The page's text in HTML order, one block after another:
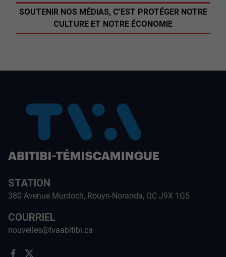
SOUTENIR NOS MÉDIAS, C’EST PROTÉGER NOTRE
CULTURE ET NOTRE ÉCONOMIE
STATION
380 Avenue Murdoch, Rouyn-Noranda, QC J9X 1G5
COURRIEL
nouvelles@tvaabitibi.ca